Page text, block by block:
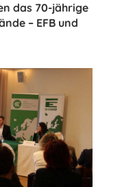
das 70-jährige
– EFB und